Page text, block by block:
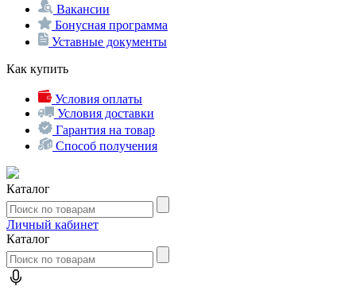
Вакансии
Бонусная программа
Уставные документы
Как купить
Условия оплаты
Условия доставки
Гарантия на товар
Способ получения
Каталог
Личный кабинет
Каталог